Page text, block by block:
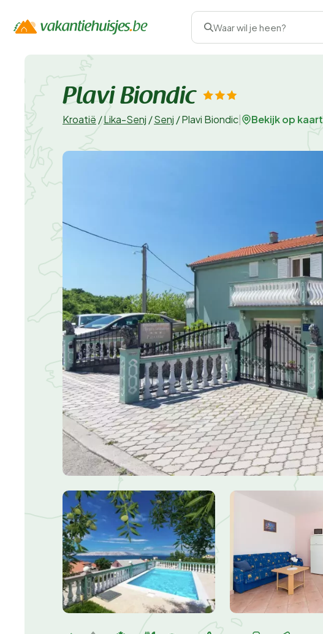
Waar wil je heen?
Plavi Biondic
Kroatië /Lika-Senj /Senj /Plavi Biondic Bekijk op kaart